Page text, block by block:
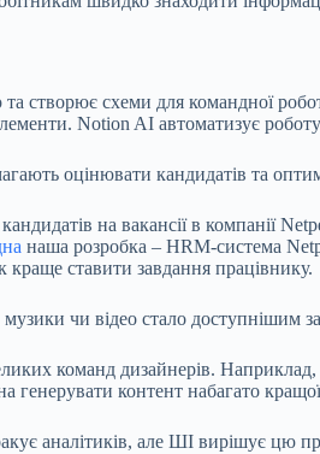
та створює схеми для командної
Notion AI автоматизує
оцінювати кандидатів та
на вакансії в компанії
наша розробка – HRM-система
ставити завдання працівнику.
музики чи відео стало доступнішим
команд дизайнерів.
контент набагато кращої
аналітиків, але ШІ вирішує цю